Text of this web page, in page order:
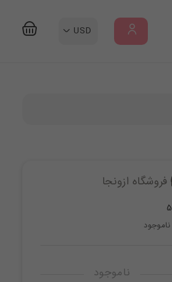
USD
فروشگاه ازونجا
5
ناموجود
ناموجود